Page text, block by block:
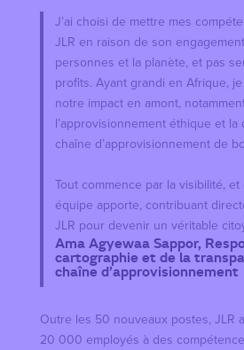
J’ai choisi de mettre mes
JLR en raison de son
personnes et la planète, et pas
profits. Ayant grandi en Afrique,
notre impact en amont,
l’approvisionnement éthique et la
chaîne d’approvisionnement de
Tout commence par la visibilité, et
équipe apporte, contribuant
JLR pour devenir un véritable
Ama Agyewaa Sappor,
cartographie et de la
chaîne d’approvisionnement
Outre les 50 nouveaux postes, JLR
20 000 employés à des